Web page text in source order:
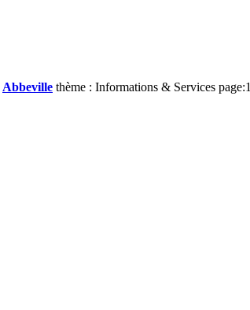
Abbeville thème : Informations & Services page:1